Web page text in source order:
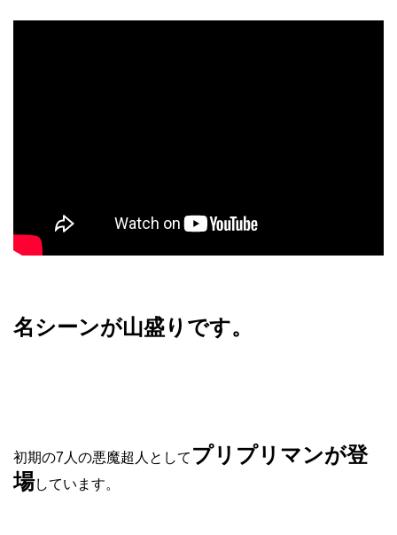
名シーンが山盛りです。
初期の7人の悪魔超人として プリプリマンが登
場しています。